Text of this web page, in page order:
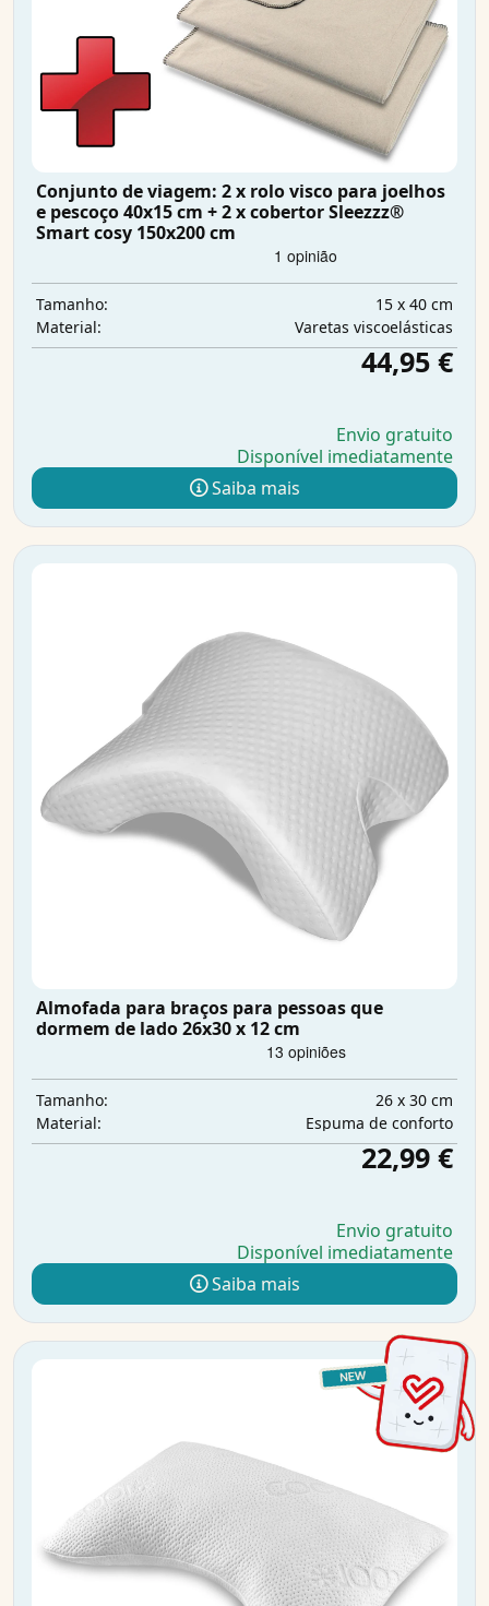
Conjunto de viagem: 2 x rolo visco para joelhos
e pescoço 40x15 cm + 2 x cobertor Sleezzz®
Smart cosy 150x200 cm
Tamanho:
15 x 40 cm
Material:
Varetas viscoelásticas
44,95 €
Envio gratuito
Disponível imediatamente
Saiba mais
Almofada para braços para pessoas que
dormem de lado 26x30 x 12 cm
Tamanho:
26 x 30 cm
Material:
Espuma de conforto
22,99 €
Envio gratuito
Disponível imediatamente
Saiba mais